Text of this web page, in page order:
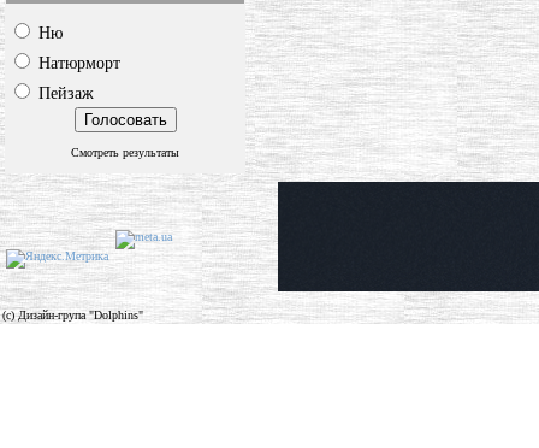
Ню
Натюрморт
Пейзаж
Смотреть результаты
(c) Дизайн-група "Dolphins"